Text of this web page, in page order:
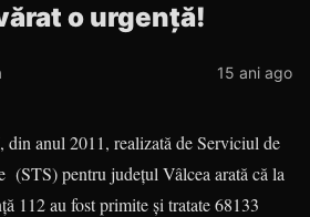
o urgenţă!
15 ani ago
din anul 2011, realizată de Serviciul de
(STS) pentru jude­ţul Vâlcea arată că la
112 au fost primite şi tratate 68133